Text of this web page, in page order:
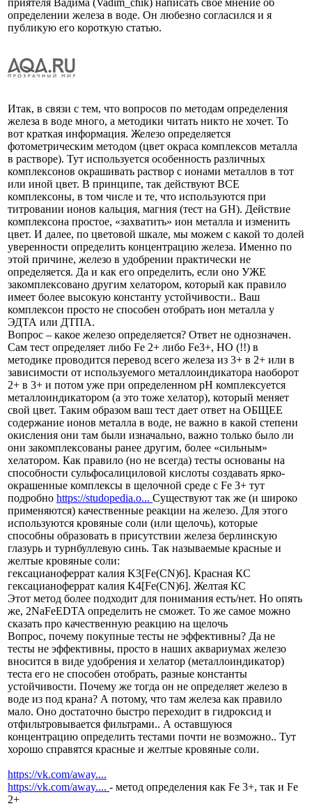
определении железа в воде. Он любезно согласился и я
публикую его короткую статью.
Итак, в связи с тем, что вопросов по методам определения
железа в воде много, а методики читать никто не хочет. То
вот краткая информация. Железо определяется
фотометрическим методом (цвет окраса комплексов металла
в растворе). Тут используется особенность различных
комплексонов окрашивать раствор с ионами металлов в тот
или иной цвет. В принципе, так действуют ВСЕ
комплексоны, в том числе и те, что используются при
титровании ионов кальция, магния (тест на GH). Действие
комплексона простое, «захватить» ион металла и изменить
цвет. И далее, по цветовой шкале, мы можем с какой то долей
уверенности определить концентрацию железа. Именно по
этой причине, железо в удобрении практически не
определяется. Да и как его определить, если оно УЖЕ
закомплексовано другим хелатором, который как правило
имеет более высокую константу устойчивости.. Ваш
комплексон просто не способен отобрать ион металла у
ЭДТА или ДТПА.
Вопрос – какое железо определяется? Ответ не однозначен.
Сам тест определяет либо Fe 2+ либо Fe3+, НО (!!) в
методике проводится перевод всего железа из 3+ в 2+ или в
зависимости от используемого металлоиндикатора наоборот
2+ в 3+ и потом уже при определенном рН комплексуется
металлоиндикатором (а это тоже хелатор), который меняет
свой цвет. Таким образом ваш тест дает ответ на ОБЩЕЕ
содержание ионов металла в воде, не важно в какой степени
окисления они там были изначально, важно только было ли
они закомплексованы ранее другим, более «сильным»
хелатором. Как правило (но не всегда) тесты основаны на
способности сульфосалициловой кислоты создавать ярко-
окрашенные комплексы в щелочной среде с Fe 3+ тут
подробно https://studopedia.o... Существуют так же (и широко
применяются) качественные реакции на железо. Для этого
используются кровяные соли (или щелочь), которые
способны образовать в присутствии железа берлинскую
глазурь и турнбуллевую синь. Так называемые красные и
желтые кровяные соли:
гексацианоферрат калия K3[Fe(CN)6]. Красная КС
гексацианоферрат калия K4[Fe(CN)6]. Желтая КС
Этот метод более подходит для понимания есть/нет. Но опять
же, 2NaFeEDTA определить не сможет. То же самое можно
сказать про качественную реакцию на щелочь
Вопрос, почему покупные тесты не эффективны? Да не
тесты не эффективны, просто в наших аквариумах железо
вносится в виде удобрения и хелатор (металлоиндикатор)
теста его не способен отобрать, разные константы
устойчивости. Почему же тогда он не определяет железо в
воде из под крана? А потому, что там железа как правило
мало. Оно достаточно быстро переходит в гидроксид и
отфильтровывается фильтрами.. А оставшуюся
концентрацию определить тестами почти не возможно.. Тут
хорошо справятся красные и желтые кровяные соли.
https://vk.com/away....
https://vk.com/away.... - метод определения как Fe 3+, так и Fe
2+